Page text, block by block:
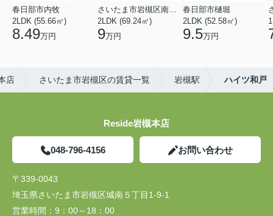
春日部市内牧
2LDK (55.66㎡)
8.49万円
2LDK (69.24㎡)
9万円
春日部市樋堀
2LDK (52.58㎡)
9.5万円
店 さいたま市岩槻区の賃貸一覧 岩槻駅 ハイツ和戸
Reside岩槻本店
048-796-4156 お問い合わせ
〒339-0043
埼玉県さいたま市岩槻区城南５丁目1-9-1
営業時間： 9：00～18：00